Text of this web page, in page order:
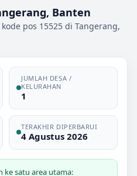
Banten
pos 15525 di Tangerang,
JUMLAH DESA /
KELURAHAN
1
TERAKHIR DIPERBARUI
4 Agustus 2026
ke satu area utama: